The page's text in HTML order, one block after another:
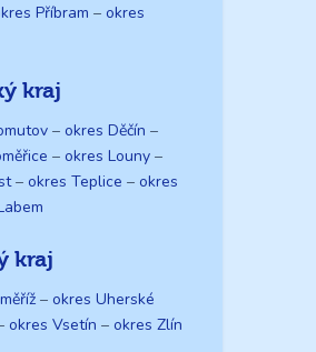
Příbram – okres
kraj
– okres Děčín –
– okres Louny –
– okres Teplice – okres
kraj
– okres Uherské
okres Vsetín – okres Zlín